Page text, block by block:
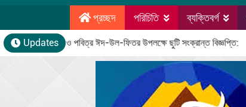
প্রচ্ছদ পরিচিতি ব্যক্তিবর্গ
Updates
পবিত্র রমজান ও পবিত্র ঈদ-উল-ফিতর উপলক্ষে ছুটি সংক্রান্ত বিজ্ঞপ্তি: